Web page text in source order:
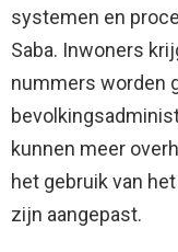
systemen en
Saba. Inwoners
nummers worden
kunnen meer
het gebruik van
zijn aangepast.